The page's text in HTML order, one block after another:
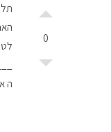
0
תלוי מה
ה